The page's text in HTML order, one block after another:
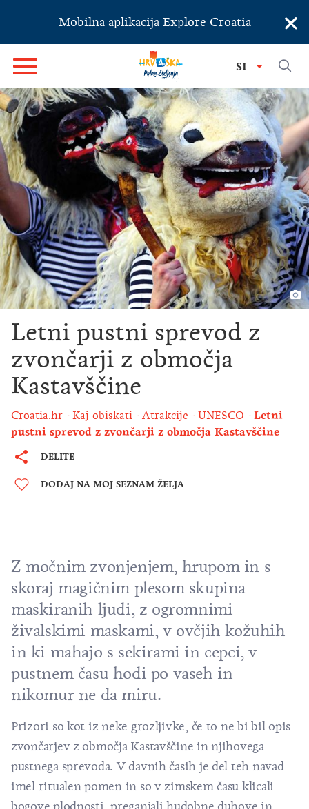
Mobilna aplikacija Explore Croatia ×
SI
Letni pustni sprevod z
zvončarji z območja
Kastavščine
Croatia.hr Kaj obiskati Atrakcije UNESCO
Letni
pustni sprevod z zvončarji z območja Kastavščine
DELITE
DODAJ NA MOJ SEZNAM ŽELJA
Z močnim zvonjenjem, hrupom in s
skoraj magičnim plesom skupina
maskiranih ljudi, z ogromnimi
živalskimi maskami, v ovčjih kožuhih
in ki mahajo s sekirami in cepci, v
pustnem času hodi po vaseh in
nikomur ne da miru.
Prizori so kot iz neke grozljivke, če to ne bi bil opis
zvončarjev z območja Kastavščine in njihovega
pustnega sprevoda. V davnih časih je del teh navad
imel ritualen pomen in so v zimskem času klicali